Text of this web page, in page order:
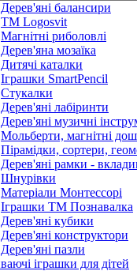
Дерев'яні балансири
TM Logosvit
Магнітні риболовлі
Дерев'яна мозаїка
Дитячі каталки
Іграшки SmartPencil
Стукалки
Дерев'яні лабіринти
Дерев'яні музичні
Мольберти, магнітні
Пірамідки, сортери,
Дерев'яні рамки -
Шнурівки
Матеріали Монтессорі
Іграшки ТМ Познавалка
Дерев'яні кубики
Дерев'яні конструктори
Дерев'яні пазли
іграшки для дітей